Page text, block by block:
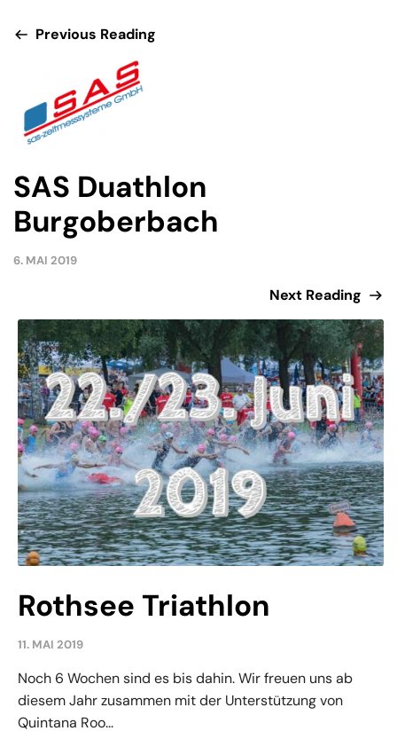
Previous Reading
SAS Duathlon
Burgoberbach
6. MAI 2019
Next Reading
Rothsee Triathlon
11. MAI 2019
Noch 6 Wochen sind es bis dahin. Wir freuen uns ab
diesem Jahr zusammen mit der Unterstützung von
Quintana Roo...